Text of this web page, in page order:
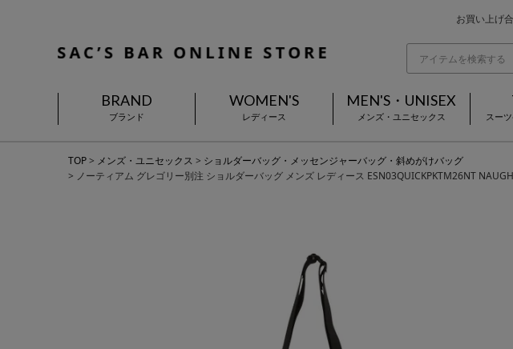
お買い上げ
基本配送料
当日～翌営業日を目安
BRAND
ブランド
WOMEN'S
レディース
MEN'S・UNISEX
メンズ・ユニセックス スー
TOP メンズ・ユニセックス
ショルダーバッグ・メッセンジャーバッグ・斜めがけバッグ
ノーティアム グレゴリー別注 ショルダーバッグ メンズ レディース ESN03QUICKPKTM26NT